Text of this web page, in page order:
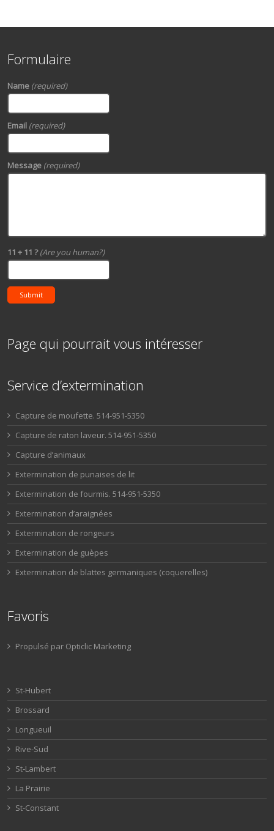
Formulaire
Name (required)
Email (required)
Message (required)
11 + 11 ?(Are you human?)
Submit
Page qui pourrait vous intéresser
Service d’extermination
Capture de moufette. 514-951-5350
Capture de raton laveur. 514-951-5350
Capture d’animaux
Extermination de punaises de lit
Extermination de fourmis. 514-951-5350
Extermination d’araignées
Extermination de rongeurs
Extermination de guèpes
Extermination de blattes germaniques (coquerelles)
Favoris
Propulsé par Opticlic Marketing
St-Hubert
Brossard
Longueuil
Rive-Sud
St-Lambert
La Prairie
St-Constant